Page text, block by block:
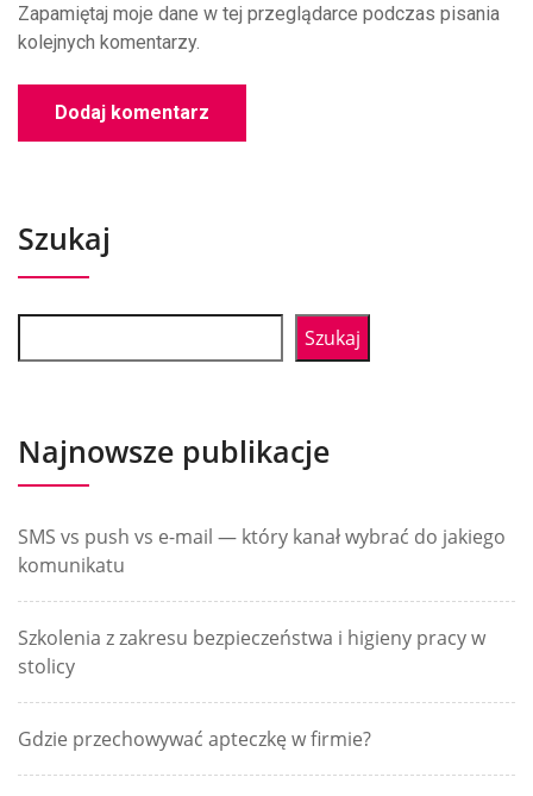
Zapamiętaj moje dane w tej przeglądarce podczas pisania
kolejnych komentarzy.
Szukaj
Szukaj
Najnowsze publikacje
SMS vs push vs e-mail — który kanał wybrać do jakiego
komunikatu
Szkolenia z zakresu bezpieczeństwa i higieny pracy w
stolicy
Gdzie przechowywać apteczkę w firmie?